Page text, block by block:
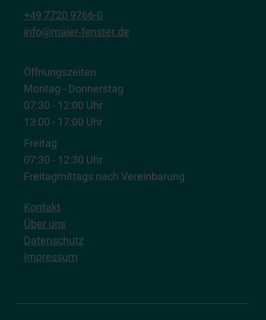
+49 7720 9766-0
info@maier-fenster.de
Öffnungszeiten
Montag - Donnerstag
07:30 - 12:00 Uhr
13:00 - 17:00 Uhr
Freitag
07:30 - 12:30 Uhr
Freitagmittags nach Vereinbarung
Kontakt
Über uns
Datenschutz
Impressum